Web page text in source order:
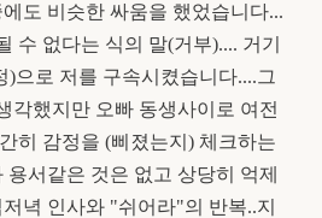
도 비슷한 싸움을 했었습니다...
수 없다는 식의 말(거부).... 거기
)으로 저를 구속시켰습니다....그
각했지만 오빠 동생사이로 여전
히 감정을 (삐졌는지) 체크하는
서같은 것은 없고 상당히 억제
녁 인사와 "쉬어라"의 반복..지